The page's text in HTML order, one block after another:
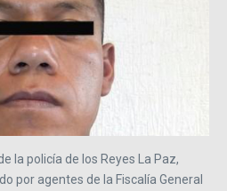
la policía de los Reyes La Paz,
por agentes de la Fiscalía General